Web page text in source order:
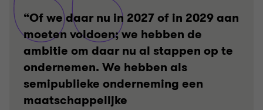
“Of we daar nu in 2027 of in 2029 aan
moeten voldoen; we hebben de
ambitie om daar nu al stappen op te
ondernemen. We hebben als
semipublieke onderneming een
maatschappelijke